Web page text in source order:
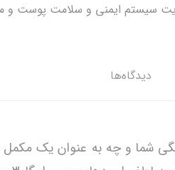
دیدگاه‌ها